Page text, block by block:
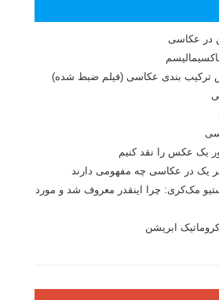
در عکاسی
ترکیب بندی عکاسی (فیلم ضبط شده)
یک عکس را نقد کنیم
هر یک در عکاسی چه مفهومی دارند
مک‌کری: چرا اینقدر معروف شد و مورد
ابریشن